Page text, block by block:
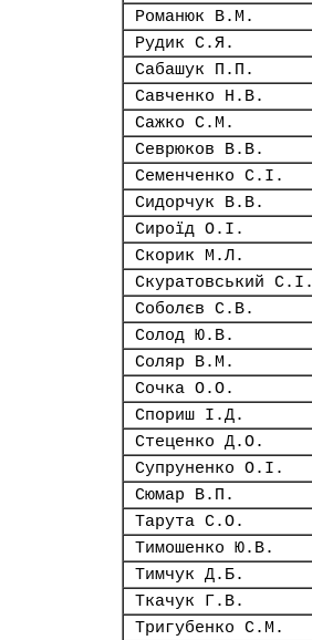
Романюк В.М.
Рудик С.Я.
Сабашук П.П.
Савченко Н.В.
Сажко С.М.
Севрюков В.В.
Семенченко С.І.
Сидорчук В.В.
Сироїд О.І.
Скорик М.Л.
Скуратовський С.І.
Соболєв С.В.
Солод Ю.В.
Соляр В.М.
Сочка О.О.
Спориш І.Д.
Стеценко Д.О.
Супруненко О.І.
Сюмар В.П.
Тарута С.О.
Тимошенко Ю.В.
Тимчук Д.Б.
Ткачук Г.В.
Тригубенко С.М.